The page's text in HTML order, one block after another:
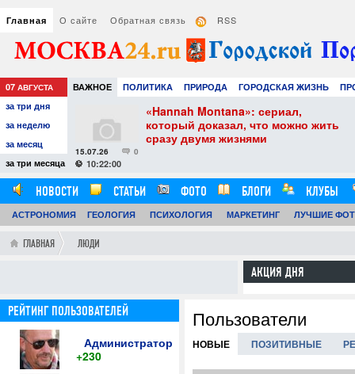
Главная О сайте Обратная связь RSS
07 АВГУСТА ВАЖНОЕ ПОЛИТИКА ПРИРОДА ГОРОДСКАЯ ЖИЗНЬ
ТЕХНОЛОГИИ ЗНАМЕНИТОСТИ
за три дня
за неделю
за месяц
за три месяца
столицы
0
15.07.26
10:22:00
«Hannah Montana»: сериал,
который доказал, что можно жить
сразу двумя жизнями
НОВОСТИ СТАТЬИ ФОТО БЛОГИ
КЛУБЫ
ОБЗОРЫ
ВИДЕОРЕПОРТАЖИ
АСТРОНОМИЯ ГЕОЛОГИЯ ПСИХОЛОГИЯ МАРКЕТИНГ ЛУЧШИЕ
ГЛАВНАЯ ЛЮДИ
АКЦИЯ ДНЯ
Пользователи
НОВЫЕ ПОЗИТИВНЫЕ
РЕЙТИНГ ПОЛЬЗОВАТЕЛЕЙ
Администратор
+230